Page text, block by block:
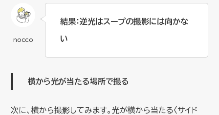
結果：逆光はスープの撮影には向かな
い
横から光が当たる場所で撮る
次に、横から撮影してみます。光が横から当たる〈サイド